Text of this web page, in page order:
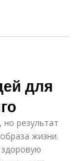
для
результат
жизни.